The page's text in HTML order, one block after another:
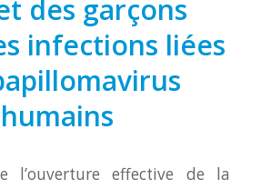
des garçons
infections liées
humains
l’ouverture effective de la